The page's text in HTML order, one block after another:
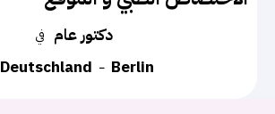
في دكتور عام
Deutschland
Berlin